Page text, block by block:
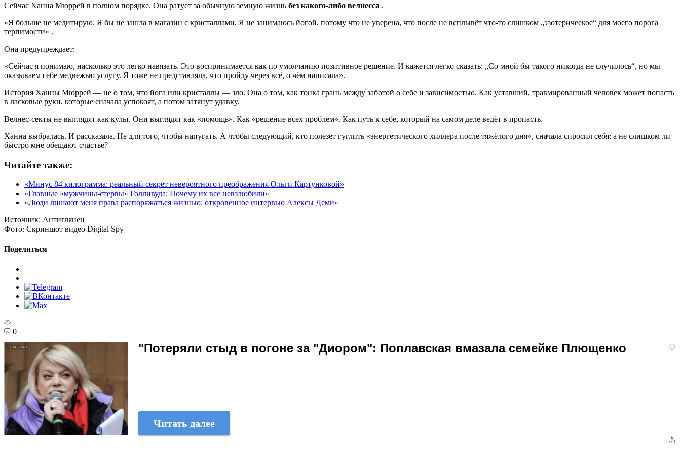
Сейчас Ханна Мюррей в полном порядке. Она ратует за обычную земную жизнь без какого-либо велнесса .
«Я больше не медитирую. Я бы не зашла в магазин с кристаллами. Я не занимаюсь йогой, потому что не уверена, что после не всплывёт что-то слишком „эзотерическое“ для моего порога
терпимости» .
Она предупреждает:
«Сейчас я понимаю, насколько это легко навязать. Это воспринимается как по умолчанию позитивное решение. И кажется легко сказать: „Со мной бы такого никогда не случилось“, но мы
оказываем себе медвежью услугу. Я тоже не представляла, что пройду через всё, о чём написала».
История Ханны Мюррей — не о том, что йога или кристаллы — зло. Она о том, как тонка грань между заботой о себе и зависимостью. Как уставший, травмированный человек может попасть
в ласковые руки, которые сначала успокоят, а потом затянут удавку.
Велнес-секты не выглядят как культ. Они выглядят как «помощь». Как «решение всех проблем». Как путь к себе, который на самом деле ведёт в пропасть.
Ханна выбралась. И рассказала. Не для того, чтобы напугать. А чтобы следующий, кто полезет гуглить «энергетического хиллера после тяжёлого дня», сначала спросил себя: а не слишком ли
быстро мне обещают счастье?
Читайте также:
«Минус 84 килограмма: реальный секрет невероятного преображения Ольги Картунковой»
«Главные «мужчины-стервы» Голливуда: Почему их все невзлюбили»
«Люди лишают меня права распоряжаться жизнью: откровенное интервью Алексы Деми»
Источник: Антиглянец
Фото: Скриншот видео Digital Spy
Поделиться
0
i
"Потеряли стыд в погоне за "Диором": Поплавская вмазала семейке Плющенко
Читать далее